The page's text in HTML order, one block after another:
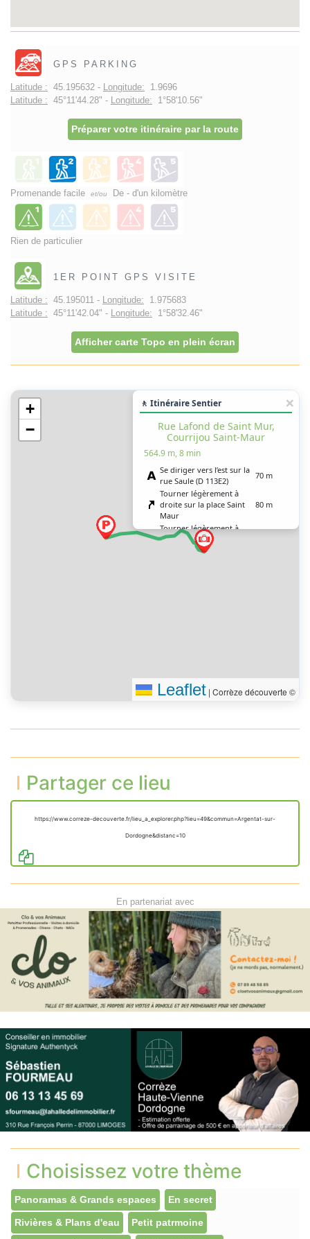
GPS PARKING
Latitude : 45.195632 - Longitude: 1.9696
Latitude : 45°11'44.28" - Longitude: 1°58'10.56"
Préparer votre itinéraire par la route
Promenande facile et/ou De - d'un kilomètre
Rien de particulier
1ER POINT GPS VISITE
Latitude : 45.195011 - Longitude: 1.975683
Latitude : 45°11'42.04" - Longitude: 1°58'32.46"
Afficher carte Topo en plein écran
+
−
🚶 Itinéraire Sentier
Rue Lafond de Saint Mur,
Courrijou Saint-Maur
564.9 m, 8 min
Se diriger vers l’est sur la
rue Saule (D 113E2)
70 m
Tourner légèrement à
droite sur la place Saint
Maur
80 m
Tourner légèrement à
droite sur la rue Lafond
de Saint Mur
Leaflet | Corrèze découverte ©
Partager ce lieu
https://www.correze-decouverte.fr/lieu_a_explorer.php?lieu=49&commun=Argentat-sur-
Dordogne&distanc=10
En partenariat avec
Choisissez votre thème
Panoramas & Grands espaces En secret
Rivières & Plans d'eau Petit patrmoine